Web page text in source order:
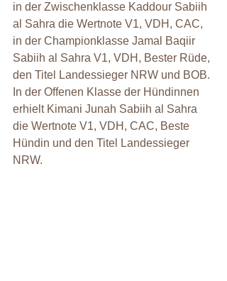
in der Zwischenklasse Kaddour Sabiih
al Sahra die Wertnote V1, VDH, CAC,
in der Championklasse Jamal Baqiir
Sabiih al Sahra V1, VDH, Bester Rüde,
den Titel Landessieger NRW und BOB.
In der Offenen Klasse der Hündinnen
erhielt Kimani Junah Sabiih al Sahra
die Wertnote V1, VDH, CAC, Beste
Hündin und den Titel Landessieger
NRW.